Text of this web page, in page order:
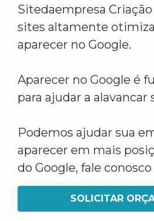
Sitedaempresa
sites altamente
aparecer no Google.
Aparecer no Google é
para ajudar a alavancar
Podemos ajudar sua
aparecer em mais
do Google, fale
SOLICITAR